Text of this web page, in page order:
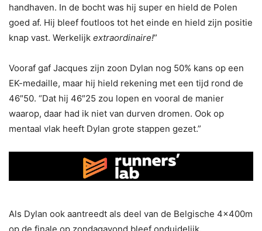
handhaven. In de bocht was hij super en hield de Polen
goed af. Hij bleef foutloos tot het einde en hield zijn positie
knap vast. Werkelijk extraordinaire!”
Vooraf gaf Jacques zijn zoon Dylan nog 50% kans op een
EK-medaille, maar hij hield rekening met een tijd rond de
46″50. “Dat hij 46″25 zou lopen en vooral de manier
waarop, daar had ik niet van durven dromen. Ook op
mentaal vlak heeft Dylan grote stappen gezet.”
Als Dylan ook aantreedt als deel van de Belgische 4x400m